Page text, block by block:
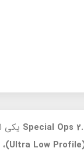
یکی
(Ultra ،